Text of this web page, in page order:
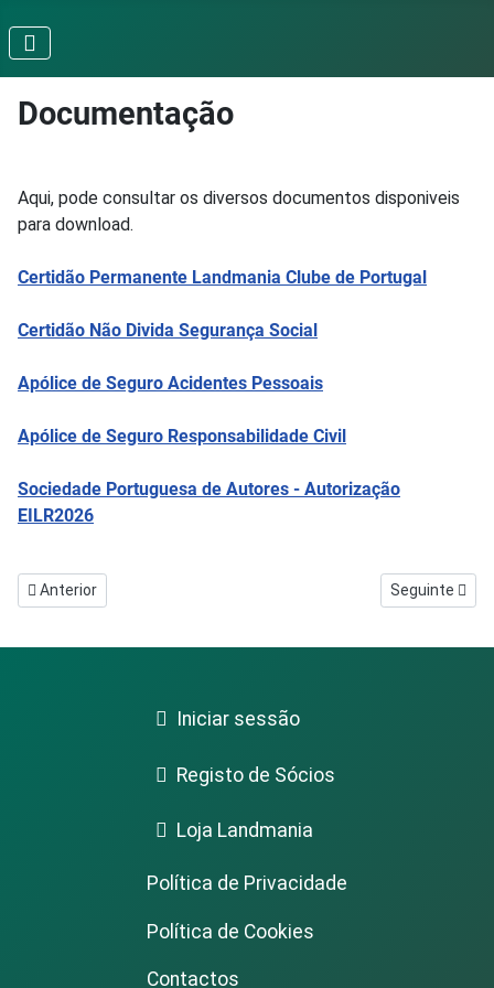
Documentação
Aqui, pode consultar os diversos documentos disponiveis
para download.
Certidão Permanente Landmania Clube de Portugal
Certidão Não Divida Segurança Social
Apólice de Seguro Acidentes Pessoais
Apólice de Seguro Responsabilidade Civil
Sociedade Portuguesa de Autores - Autorização
EILR2026
Artigo anterior: A Missão do MUDDY
Anterior Artigo
Seguinte
Iniciar sessão
Registo de Sócios
Loja Landmania
Política de Privacidade
Política de Cookies
Contactos